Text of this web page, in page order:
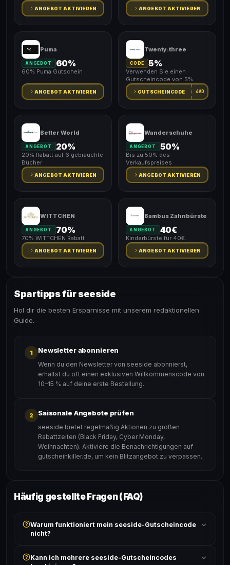
ANGEBOT AKTIVIEREN ANGEBOT AKTIVIEREN
Puma
ANGEBOT 60%
60% Puma Gutschein
ANGEBOT AKTIVIEREN
Twenty:three
CODE 5%
Verwenden Sie einen
Gutscheincode von 5%
GUTSCHEINCODE 4AD
Better World
ANGEBOT 20%
20% Rabatt auf 6 gebrauchte
Bücher
ANGEBOT AKTIVIEREN
Wanderschuhe
ANGEBOT 50%
Bis zu 50% des
Verkaufspreises
ANGEBOT AKTIVIEREN
WITTCHEN
ANGEBOT 70%
70% WITTCHEN Rabatt
ANGEBOT AKTIVIEREN
Bambus Zahnbürste
ANGEBOT 40€
Kinderbürste für 40€.
ANGEBOT AKTIVIEREN
Spartipps für seeside
Hol dir die besten Ersparnisse mit unserem redaktionellen
Guide.
1 Newsletter abonnieren
Wenn du den Newsletter von seeside abonnierst,
erhältst du oft einen exklusiven Willkommenscode von
10–15 % auf deine erste Bestellung.
2 Saisonale Angebote prüfen
seeside bietet regelmäßig Aktionen zu großen
Rabattzeiten (Black Friday, Cyber Monday,
Weihnachten). Aktiviere die Benachrichtigungen auf
gutscheinkiller.de, um kein Blitzangebot zu verpassen.
Häufig gestellte Fragen (FAQ)
Warum funktioniert mein seeside-Gutscheincode
nicht?
ist und ob der Code nicht für bereits reduzierte Artikel
Kann ich mehrere seeside-Gutscheincodes